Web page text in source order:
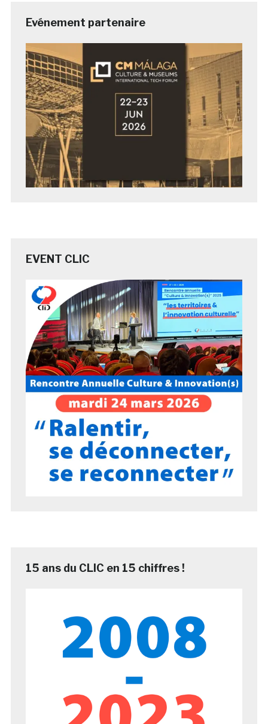
Evénement partenaire
EVENT CLIC
15 ans du CLIC en 15 chiffres !